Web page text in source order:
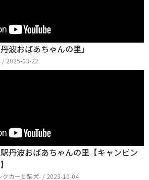
波おばあちゃんの里」
/ 2025-03-22
丹波おばあちゃんの里【キャンピン
グカーと柴犬- / 2023-10-04